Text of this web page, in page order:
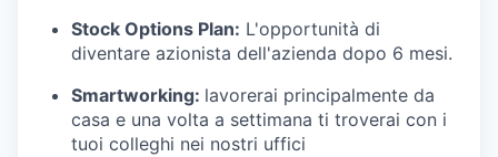
Stock Options Plan: L'opportunità di
diventare azionista dell'azienda dopo 6 mesi.
Smartworking: lavorerai principalmente da
casa e una volta a settimana ti troverai con i
tuoi colleghi nei nostri uffici